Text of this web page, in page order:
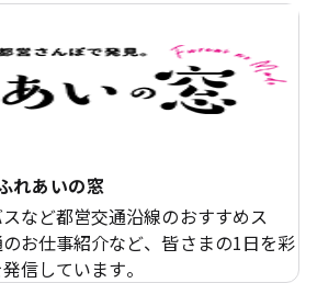
れあいの窓
など都営交通沿線のおすすめス
お仕事紹介など、皆さまの1日を彩
信しています。